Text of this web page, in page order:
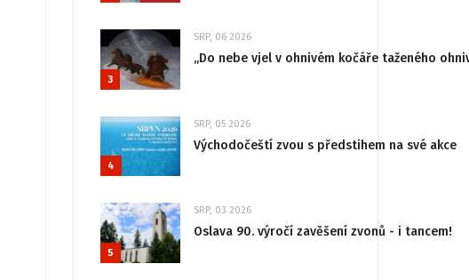
3
SRP, 06 2026
„Do nebe vjel v ohnivém kočáře taženého
4
SRP, 05 2026
Východočeští zvou s předstihem na své akce
5
SRP, 03 2026
Oslava 90. výročí zavěšení zvonů - i tancem!